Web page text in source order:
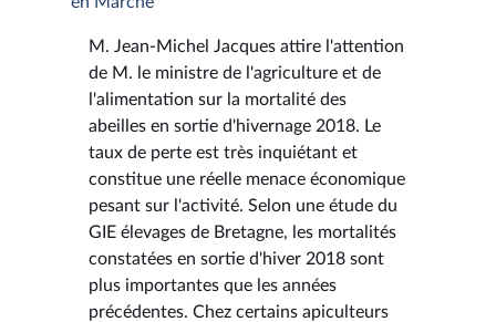
M. Jean-Michel Jacques attire l'attention
de M. le ministre de l'agriculture et de
l'alimentation sur la mortalité des
abeilles en sortie d'hivernage 2018. Le
taux de perte est très inquiétant et
constitue une réelle menace économique
pesant sur l'activité. Selon une étude du
GIE élevages de Bretagne, les mortalités
constatées en sortie d'hiver 2018 sont
plus importantes que les années
précédentes. Chez certains apiculteurs